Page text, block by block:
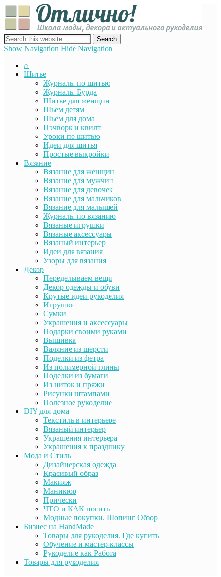
сайт о декоре, дизайне и моде, вязании, шитье и других видах
рукоделия
Show Navigation Hide Navigation
⌂
Шитье
Журналы по шитью
Журналы Бурда
Шитье для женщин
Шьем детям
Шьем для дома
Пэчворк и квилт
Уроки по шитью
Идеи для шитья
Простые выкройки
Вязание
Вязание для женщин
Вязание для мужчин
Вязание для девочек
Вязание для мальчиков
Вязание для малышей
Журналы по вязанию
Вязаные игрушки
Вязаные аксессуары
Вязаный интерьер
Идеи для вязания
Узоры для вязания
Декор
Переделываем вещи
Декор одежды и обуви
Крутые идеи рукоделия
Игрушки
Сумки
Украшения и аксессуары
Подарки своими руками
Вышивка
Валяние из шерсти
Поделки из фетра
Из полимерной глины
Поделки из бумаги
Из ниток и пряжи
Рисунки штампами
Полезное рукоделие
DIY для дома
Текстиль в интерьере
Вязаный интерьер
Украшения интерьера
Украшения к празднику
Мода и Стиль
Дизайнерская одежда
Красивый образ
Макияж
Маникюр
Прически
ЧТО и КАК носить
Модные покупки. Шопинг Обзор
Бизнес на HandMade
Товары для рукоделия. Где купить
Обучение и мастер-классы
Рукоделие как Работа
Товары для рукоделия